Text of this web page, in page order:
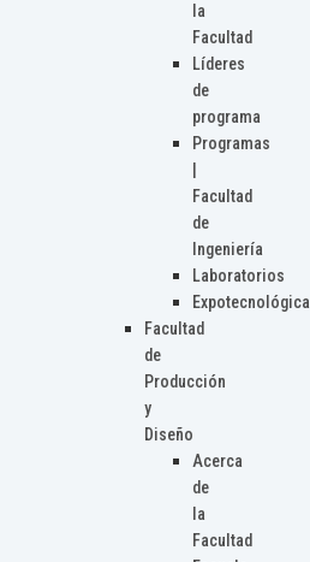
la
Facultad
Líderes
de
programa
Programas
Facultad
de
Ingeniería
Laboratorios
Expotecnológica
Facultad
de
Producción
y
Diseño
Acerca
de
la
Facultad